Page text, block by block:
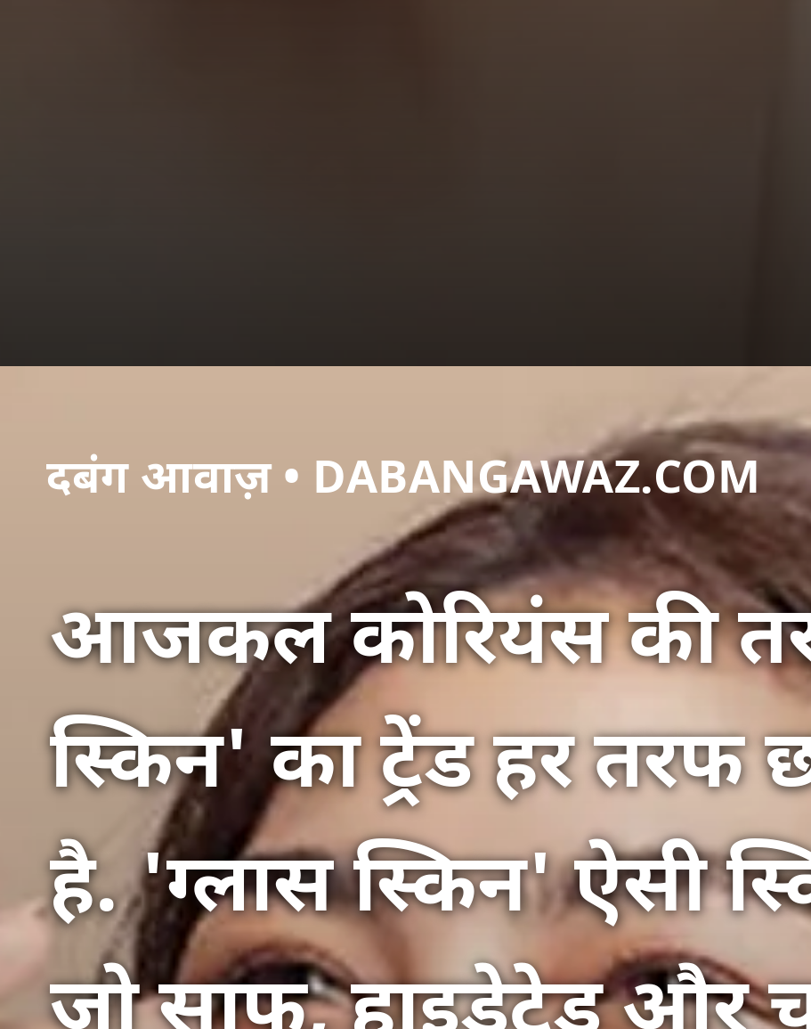
दबंग आवाज़ • DABANGAWAZ.COM
आजकल कोरियंस की
स्किन' का ट्रेंड हर तरफ
है. 'ग्लास स्किन' ऐसी